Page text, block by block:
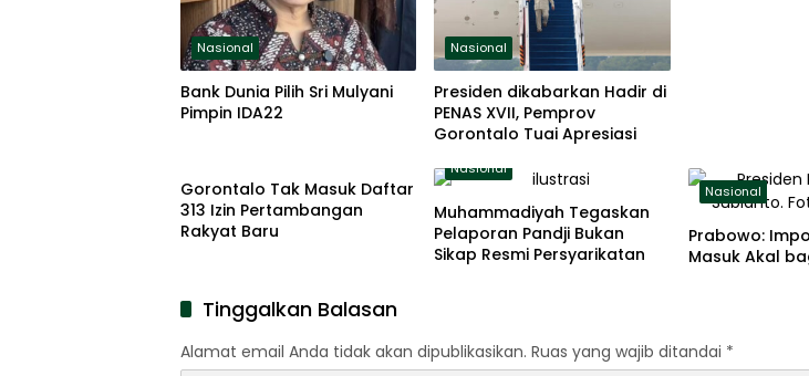
Nasional
Bank Dunia Pilih Sri Mulyani
Pimpin IDA22
Nasional
Presiden dikabarkan Hadir di
PENAS XVII, Pemprov
Gorontalo Tuai Apresiasi
Gorontalo Tak Masuk Daftar
313 Izin Pertambangan
Rakyat Baru
Nasional
Muhammadiyah Tegaskan
Pelaporan Pandji Bukan
Sikap Resmi Persyarikatan
Nasional
Prabowo:
Masuk Akal
Tinggalkan Balasan
Alamat email Anda tidak akan dipublikasikan. Ruas yang wajib ditandai *